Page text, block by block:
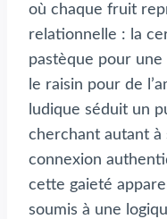
où chaque fruit
relationnelle : la
pastèque pour
le raisin pour de
ludique séduit un
cherchant autant à
connexion
cette gaieté
soumis à une